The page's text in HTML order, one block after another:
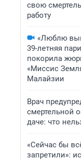
свою
работу
«Люблю
39-летняя
покорила
«Миссис
Малайзии
Врач
смертельной
даче: что
«Сейчас бы
запретили»: